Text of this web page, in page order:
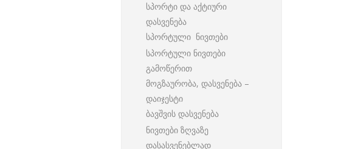
სპორტი და აქტიური
დასვენება
სპორტული ნივთები
სპორტული ნივთები
გამოწერით
მოგზაურობა, დასვენება –
დაიჯესტი
ბავშვის დასვენება
ნივთები ზღვაზე
დასასვენებლად